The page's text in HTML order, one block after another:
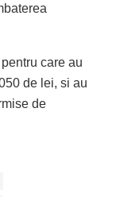
care au
de lei, si au
de